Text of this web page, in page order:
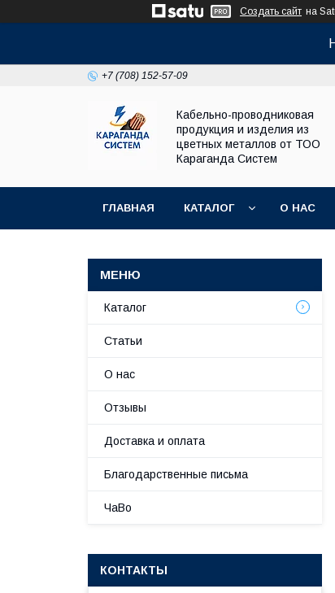
Создать сайт на
+7 (708) 152-57-09
Кабельно-проводниковая
продукция и изделия из
цветных металлов от ТОО
Караганда Систем
ГЛАВНАЯ КАТАЛОГ О НАС
Каталог
Статьи
О нас
Отзывы
Доставка и оплата
Благодарственные письма
ЧаВо
КОНТАКТЫ